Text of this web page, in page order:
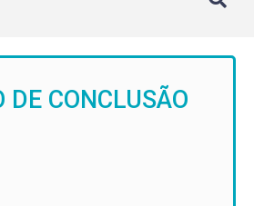
DE CONCLUSÃO